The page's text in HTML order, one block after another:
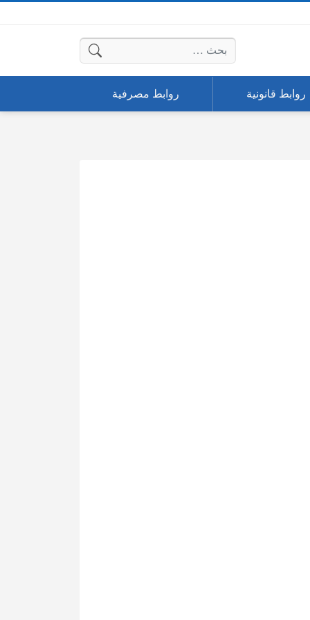
البحث عن:
روابط قانونية روابط مصرفية